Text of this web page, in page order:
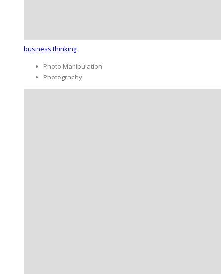
business thinking
Photo Manipulation
Photography